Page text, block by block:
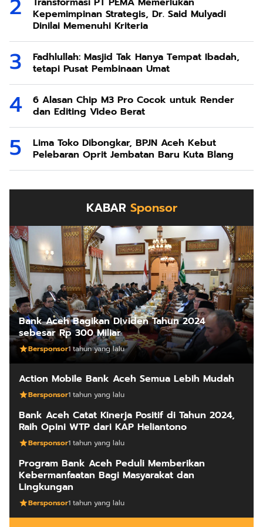
Kepemimpinan Strategis, Dr. Said Mulyadi
Dinilai Memenuhi Kriteria
Fadhlullah: Masjid Tak Hanya Tempat Ibadah,
tetapi Pusat Pembinaan Umat
6 Alasan Chip M3 Pro Cocok untuk Render
dan Editing Video Berat
Lima Toko Dibongkar, BPJN Aceh Kebut
Pelebaran Oprit Jembatan Baru Kuta Blang
KABAR Sponsor
Bank Aceh Bagikan Dividen Tahun 2024
sebesar Rp 300 Miliar
Bersponsor1 tahun yang lalu
Action Mobile Bank Aceh Semua Lebih Mudah
Bersponsor1 tahun yang lalu
Bank Aceh Catat Kinerja Positif di Tahun 2024,
Raih Opini WTP dari KAP Heliantono
Bersponsor1 tahun yang lalu
Program Bank Aceh Peduli Memberikan
Kebermanfaatan Bagi Masyarakat dan
Lingkungan
Bersponsor1 tahun yang lalu